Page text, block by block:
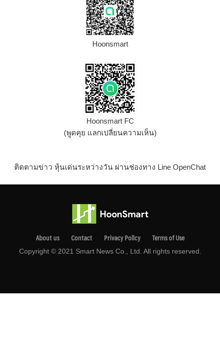
Hoonsmart
Hoonsmart FC
(พูดคุย แลกเปลี่ยนความเห็น)
ติดตามข่าว หุ้นเด่นระหว่างวัน ผ่านช่องทาง Line OpenChat
About us Contact Privacy Pollcy Terms of Use
Copyright © 2021 Smart News Co., Ltd. All rights reserved.